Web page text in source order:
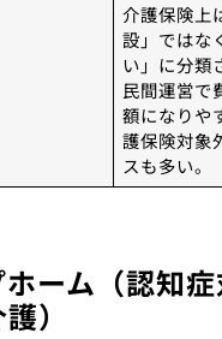
介護保険上
設」ではな
い」に分類
民間運営で
額になりや
護保険対象
スも多い。
ーム（認知
）